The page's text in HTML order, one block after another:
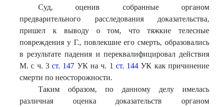
Суд, оценив собранные органом
предварительного расследования доказательства,
пришел к выводу о том, что тяжкие телесные
повреждения у Г., повлекшие его смерть, образовались
в результате падения и переквалифицировал действия
М. с ч. 3ст. 147 УК на ч. 1 ст. 144 УК как причинение
смерти по неосторожности.
Таким образом, по данному делу имелась
различная оценка доказательств органом